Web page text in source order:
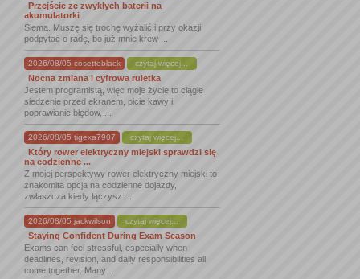
Przejście ze zwykłych baterii na
akumulatorki
Siema. Muszę się trochę wyżalić i przy okazji
podpytać o radę, bo już mnie krew ...
2026/08/05 cosetteblack czytaj więcej...
Nocna zmiana i cyfrowa ruletka
Jestem programistą, więc moje życie to ciągłe
siedzenie przed ekranem, picie kawy i
poprawianie błędów, ...
2026/08/05 tigexa7907 czytaj więcej...
Który rower elektryczny miejski sprawdzi się
na codzienne ...
Z mojej perspektywy rower elektryczny miejski to
znakomita opcja na codzienne dojazdy,
zwłaszcza kiedy łączysz ...
2026/08/05 jackwilson czytaj więcej...
Staying Confident During Exam Season
Exams can feel stressful, especially when
deadlines, revision, and daily responsibilities all
come together. Many ...